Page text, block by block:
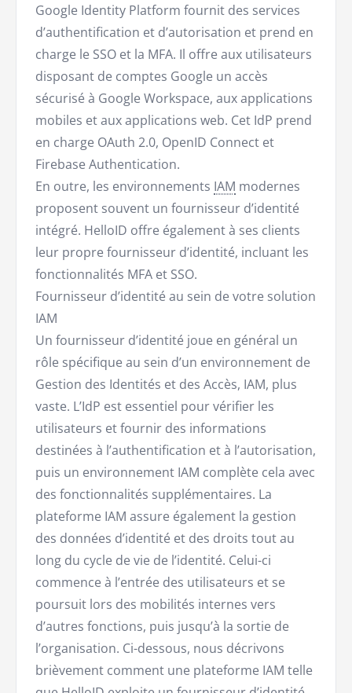
Google Identity Platform fournit des services
d’authentification et d’autorisation et prend en
charge le SSO et la MFA. Il offre aux utilisateurs
disposant de comptes Google un accès
sécurisé à Google Workspace, aux applications
mobiles et aux applications web. Cet IdP prend
en charge OAuth 2.0, OpenID Connect et
Firebase Authentication.
En outre, les environnements IAM modernes
proposent souvent un fournisseur d’identité
intégré. HelloID offre également à ses clients
leur propre fournisseur d’identité, incluant les
fonctionnalités MFA et SSO.
Fournisseur d’identité au sein de votre solution
IAM
Un fournisseur d’identité joue en général un
rôle spécifique au sein d’un environnement de
Gestion des Identités et des Accès, IAM, plus
vaste. L’IdP est essentiel pour vérifier les
utilisateurs et fournir des informations
destinées à l’authentification et à l’autorisation,
puis un environnement IAM complète cela avec
des fonctionnalités supplémentaires. La
plateforme IAM assure également la gestion
des données d’identité et des droits tout au
long du cycle de vie de l’identité. Celui-ci
commence à l’entrée des utilisateurs et se
poursuit lors des mobilités internes vers
d’autres fonctions, puis jusqu’à la sortie de
l’organisation. Ci-dessous, nous décrivons
brièvement comment une plateforme IAM telle